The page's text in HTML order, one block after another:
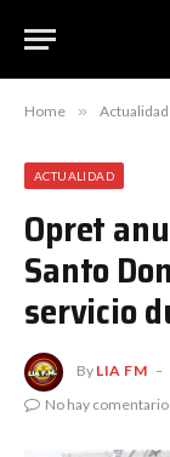
Home » Actualidad
ACTUALIDAD
Opret
Santo
servicio
By LIA FM
No hay